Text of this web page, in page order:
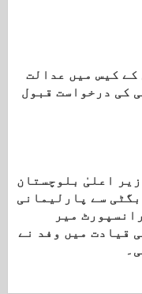
کے کیس میں عدالت
کی درخواست قبول
اعلیٰ بلوچستان
سے پارلیمانی
میر
قیادت میں وفد نے